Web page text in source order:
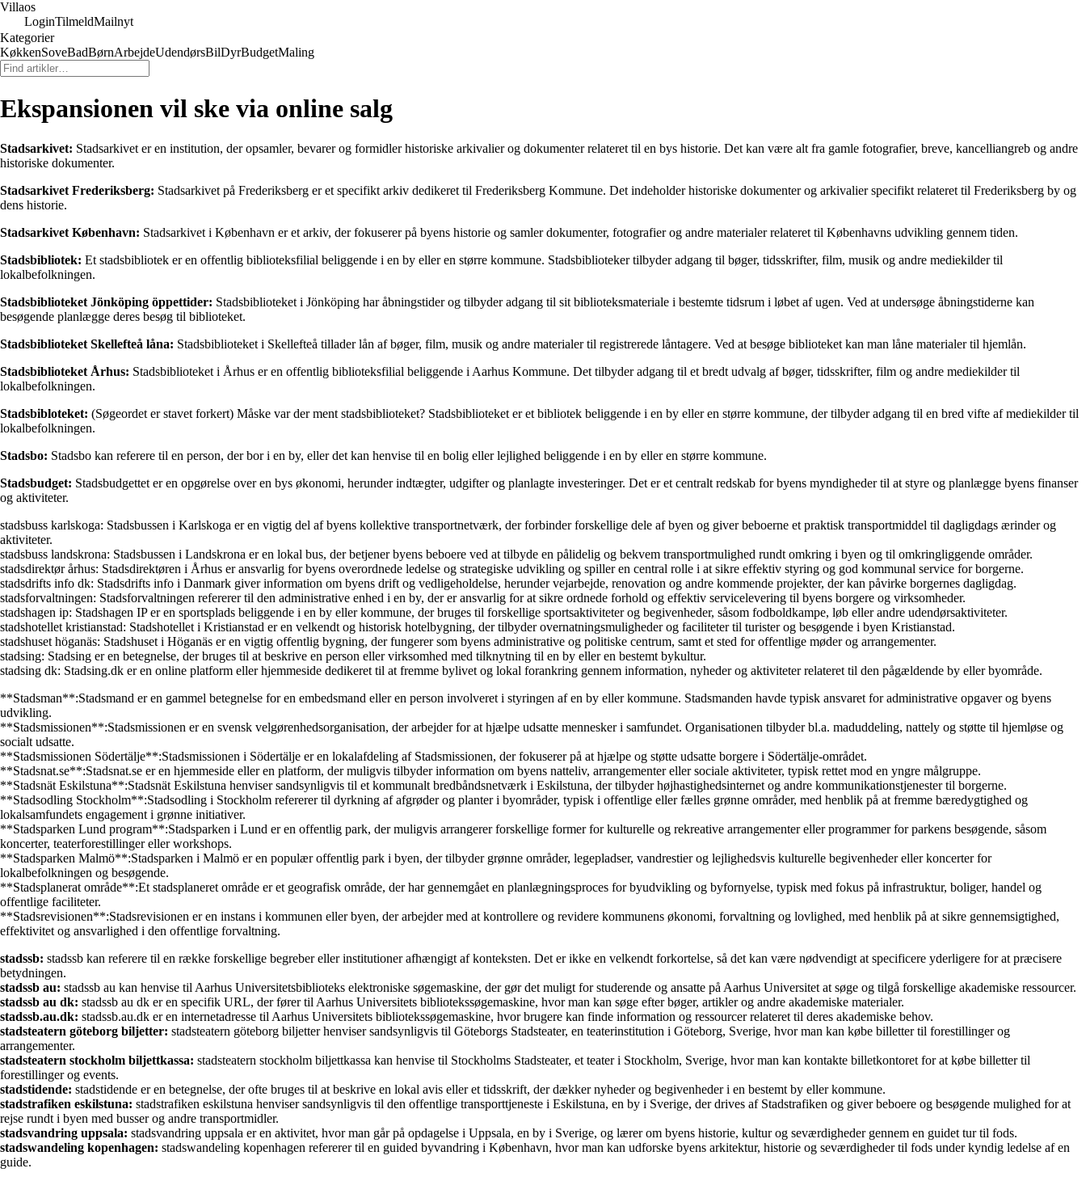
Villaos
LoginTilmeldMailnyt
Kategorier
KøkkenSoveBadBørnArbejdeUdendørsBilDyrBudgetMaling
Ekspansionen vil ske via online salg
Stadsarkivet: Stadsarkivet er en institution, der opsamler, bevarer og formidler historiske arkivalier og dokumenter relateret til en bys historie. Det kan være alt fra gamle fotografier, breve, kancelliangreb og andre
historiske dokumenter.
Stadsarkivet Frederiksberg: Stadsarkivet på Frederiksberg er et specifikt arkiv dedikeret til Frederiksberg Kommune. Det indeholder historiske dokumenter og arkivalier specifikt relateret til Frederiksberg by og
dens historie.
Stadsarkivet København: Stadsarkivet i København er et arkiv, der fokuserer på byens historie og samler dokumenter, fotografier og andre materialer relateret til Københavns udvikling gennem tiden.
Stadsbibliotek: Et stadsbibliotek er en offentlig biblioteksfilial beliggende i en by eller en større kommune. Stadsbiblioteker tilbyder adgang til bøger, tidsskrifter, film, musik og andre mediekilder til
lokalbefolkningen.
Stadsbiblioteket Jönköping öppettider: Stadsbiblioteket i Jönköping har åbningstider og tilbyder adgang til sit biblioteksmateriale i bestemte tidsrum i løbet af ugen. Ved at undersøge åbningstiderne kan
besøgende planlægge deres besøg til biblioteket.
Stadsbiblioteket Skellefteå låna: Stadsbiblioteket i Skellefteå tillader lån af bøger, film, musik og andre materialer til registrerede låntagere. Ved at besøge biblioteket kan man låne materialer til hjemlån.
Stadsbiblioteket Århus: Stadsbiblioteket i Århus er en offentlig biblioteksfilial beliggende i Aarhus Kommune. Det tilbyder adgang til et bredt udvalg af bøger, tidsskrifter, film og andre mediekilder til
lokalbefolkningen.
Stadsbibloteket: (Søgeordet er stavet forkert) Måske var der ment stadsbiblioteket? Stadsbiblioteket er et bibliotek beliggende i en by eller en større kommune, der tilbyder adgang til en bred vifte af mediekilder til
lokalbefolkningen.
Stadsbo: Stadsbo kan referere til en person, der bor i en by, eller det kan henvise til en bolig eller lejlighed beliggende i en by eller en større kommune.
Stadsbudget: Stadsbudgettet er en opgørelse over en bys økonomi, herunder indtægter, udgifter og planlagte investeringer. Det er et centralt redskab for byens myndigheder til at styre og planlægge byens finanser
og aktiviteter.
stadsbuss karlskoga: Stadsbussen i Karlskoga er en vigtig del af byens kollektive transportnetværk, der forbinder forskellige dele af byen og giver beboerne et praktisk transportmiddel til dagligdags ærinder og
aktiviteter.
stadsbuss landskrona: Stadsbussen i Landskrona er en lokal bus, der betjener byens beboere ved at tilbyde en pålidelig og bekvem transportmulighed rundt omkring i byen og til omkringliggende områder.
stadsdirektør århus: Stadsdirektøren i Århus er ansvarlig for byens overordnede ledelse og strategiske udvikling og spiller en central rolle i at sikre effektiv styring og god kommunal service for borgerne.
stadsdrifts info dk: Stadsdrifts info i Danmark giver information om byens drift og vedligeholdelse, herunder vejarbejde, renovation og andre kommende projekter, der kan påvirke borgernes dagligdag.
stadsforvaltningen: Stadsforvaltningen refererer til den administrative enhed i en by, der er ansvarlig for at sikre ordnede forhold og effektiv servicelevering til byens borgere og virksomheder.
stadshagen ip: Stadshagen IP er en sportsplads beliggende i en by eller kommune, der bruges til forskellige sportsaktiviteter og begivenheder, såsom fodboldkampe, løb eller andre udendørsaktiviteter.
stadshotellet kristianstad: Stadshotellet i Kristianstad er en velkendt og historisk hotelbygning, der tilbyder overnatningsmuligheder og faciliteter til turister og besøgende i byen Kristianstad.
stadshuset höganäs: Stadshuset i Höganäs er en vigtig offentlig bygning, der fungerer som byens administrative og politiske centrum, samt et sted for offentlige møder og arrangementer.
stadsing: Stadsing er en betegnelse, der bruges til at beskrive en person eller virksomhed med tilknytning til en by eller en bestemt bykultur.
stadsing dk: Stadsing.dk er en online platform eller hjemmeside dedikeret til at fremme bylivet og lokal forankring gennem information, nyheder og aktiviteter relateret til den pågældende by eller byområde.
**Stadsman**:Stadsmand er en gammel betegnelse for en embedsmand eller en person involveret i styringen af en by eller kommune. Stadsmanden havde typisk ansvaret for administrative opgaver og byens
udvikling.
**Stadsmissionen**:Stadsmissionen er en svensk velgørenhedsorganisation, der arbejder for at hjælpe udsatte mennesker i samfundet. Organisationen tilbyder bl.a. maduddeling, nattely og støtte til hjemløse og
socialt udsatte.
**Stadsmissionen Södertälje**:Stadsmissionen i Södertälje er en lokalafdeling af Stadsmissionen, der fokuserer på at hjælpe og støtte udsatte borgere i Södertälje-området.
**Stadsnat.se**:Stadsnat.se er en hjemmeside eller en platform, der muligvis tilbyder information om byens natteliv, arrangementer eller sociale aktiviteter, typisk rettet mod en yngre målgruppe.
**Stadsnät Eskilstuna**:Stadsnät Eskilstuna henviser sandsynligvis til et kommunalt bredbåndsnetværk i Eskilstuna, der tilbyder højhastighedsinternet og andre kommunikationstjenester til borgerne.
**Stadsodling Stockholm**:Stadsodling i Stockholm refererer til dyrkning af afgrøder og planter i byområder, typisk i offentlige eller fælles grønne områder, med henblik på at fremme bæredygtighed og
lokalsamfundets engagement i grønne initiativer.
**Stadsparken Lund program**:Stadsparken i Lund er en offentlig park, der muligvis arrangerer forskellige former for kulturelle og rekreative arrangementer eller programmer for parkens besøgende, såsom
koncerter, teaterforestillinger eller workshops.
**Stadsparken Malmö**:Stadsparken i Malmö er en populær offentlig park i byen, der tilbyder grønne områder, legepladser, vandrestier og lejlighedsvis kulturelle begivenheder eller koncerter for
lokalbefolkningen og besøgende.
**Stadsplanerat område**:Et stadsplaneret område er et geografisk område, der har gennemgået en planlægningsproces for byudvikling og byfornyelse, typisk med fokus på infrastruktur, boliger, handel og
offentlige faciliteter.
**Stadsrevisionen**:Stadsrevisionen er en instans i kommunen eller byen, der arbejder med at kontrollere og revidere kommunens økonomi, forvaltning og lovlighed, med henblik på at sikre gennemsigtighed,
effektivitet og ansvarlighed i den offentlige forvaltning.
stadssb: stadssb kan referere til en række forskellige begreber eller institutioner afhængigt af konteksten. Det er ikke en velkendt forkortelse, så det kan være nødvendigt at specificere yderligere for at præcisere
betydningen.
stadssb au: stadssb au kan henvise til Aarhus Universitetsbiblioteks elektroniske søgemaskine, der gør det muligt for studerende og ansatte på Aarhus Universitet at søge og tilgå forskellige akademiske ressourcer.
stadssb au dk: stadssb au dk er en specifik URL, der fører til Aarhus Universitets bibliotekssøgemaskine, hvor man kan søge efter bøger, artikler og andre akademiske materialer.
stadssb.au.dk: stadssb.au.dk er en internetadresse til Aarhus Universitets bibliotekssøgemaskine, hvor brugere kan finde information og ressourcer relateret til deres akademiske behov.
stadsteatern göteborg biljetter: stadsteatern göteborg biljetter henviser sandsynligvis til Göteborgs Stadsteater, en teaterinstitution i Göteborg, Sverige, hvor man kan købe billetter til forestillinger og
arrangementer.
stadsteatern stockholm biljettkassa: stadsteatern stockholm biljettkassa kan henvise til Stockholms Stadsteater, et teater i Stockholm, Sverige, hvor man kan kontakte billetkontoret for at købe billetter til
forestillinger og events.
stadstidende: stadstidende er en betegnelse, der ofte bruges til at beskrive en lokal avis eller et tidsskrift, der dækker nyheder og begivenheder i en bestemt by eller kommune.
stadstrafiken eskilstuna: stadstrafiken eskilstuna henviser sandsynligvis til den offentlige transporttjeneste i Eskilstuna, en by i Sverige, der drives af Stadstrafiken og giver beboere og besøgende mulighed for at
rejse rundt i byen med busser og andre transportmidler.
stadsvandring uppsala: stadsvandring uppsala er en aktivitet, hvor man går på opdagelse i Uppsala, en by i Sverige, og lærer om byens historie, kultur og seværdigheder gennem en guidet tur til fods.
stadswandeling kopenhagen: stadswandeling kopenhagen refererer til en guided byvandring i København, hvor man kan udforske byens arkitektur, historie og seværdigheder til fods under kyndig ledelse af en
guide.